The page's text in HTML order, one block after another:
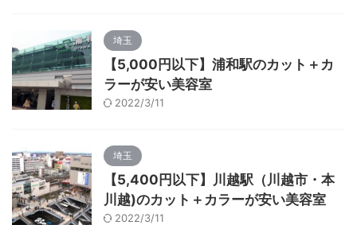
埼玉
【5,000円以下】浦和駅のカット＋カ
ラーが安い美容室
2022/3/11
埼玉
【5,400円以下】川越駅（川越市・本
川越)のカット＋カラーが安い美容室
2022/3/11